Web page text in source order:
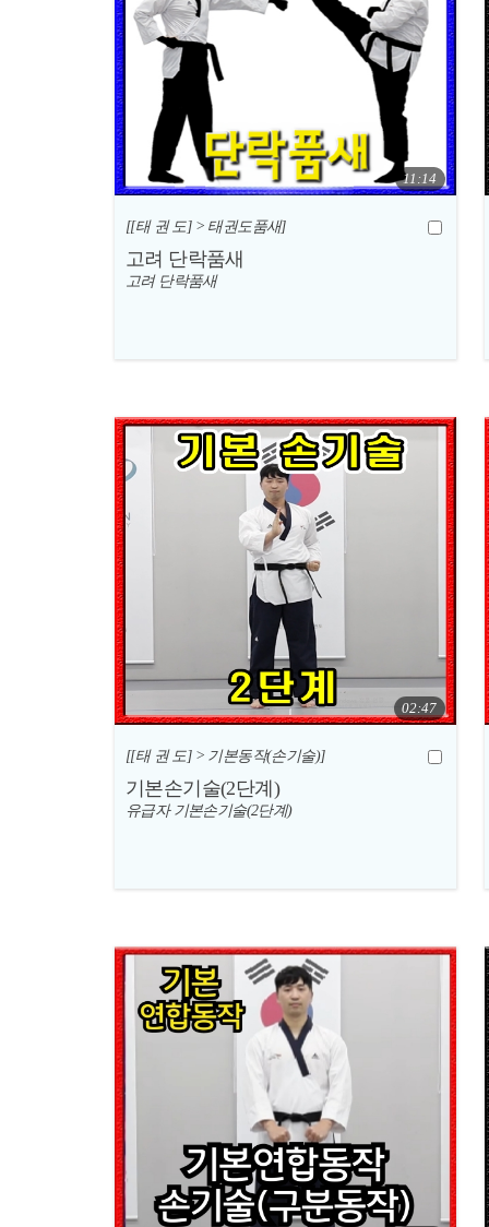
11:14
[[태 권 도] > 태권도품새]
고려 단락품새
고려 단락품새
02:47
[[태 권 도] > 기본동작(손기술)]
기본손기술(2단계)
유급자 기본손기술(2단계)